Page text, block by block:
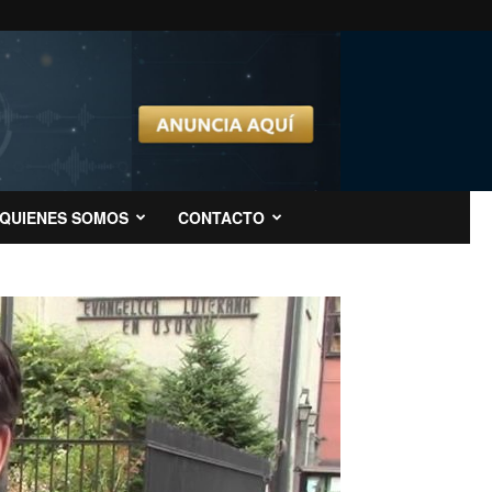
QUIENES SOMOS CONTACTO